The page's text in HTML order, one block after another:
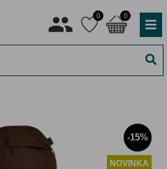
0 0
-15%
NOVINKA